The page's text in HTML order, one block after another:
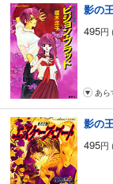
495円
あら
影の
495円